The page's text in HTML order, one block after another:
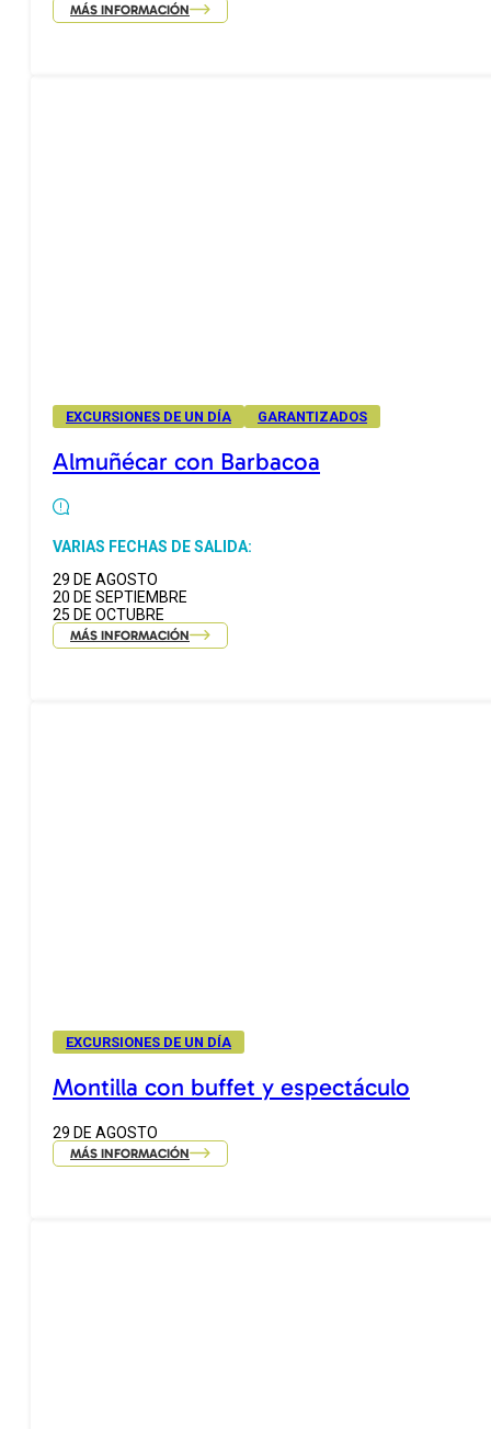
MÁS INFORMACIÓN
EXCURSIONES DE UN DÍA GARANTIZADOS
Almuñécar con Barbacoa
VARIAS FECHAS DE SALIDA:
29 DE AGOSTO
20 DE SEPTIEMBRE
25 DE OCTUBRE
MÁS INFORMACIÓN
EXCURSIONES DE UN DÍA
Montilla con buffet y espectáculo
29 DE AGOSTO
MÁS INFORMACIÓN